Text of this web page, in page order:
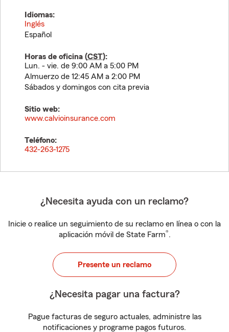
Idiomas:
Inglés
Español
Horas de oficina (CST):
Lun. - vie. de 9:00 AM a 5:00 PM
Almuerzo de 12:45 AM a 2:00 PM
Sábados y domingos con cita previa
Sitio web:
www.calvioinsurance.com
Teléfono:
432-263-1275
¿Necesita ayuda con un reclamo?
Inicie o realice un seguimiento de su reclamo en línea o con la
aplicación móvil de State Farm®.
Presente un reclamo
¿Necesita pagar una factura?
Pague facturas de seguro actuales, administre las
notificaciones y programe pagos futuros.